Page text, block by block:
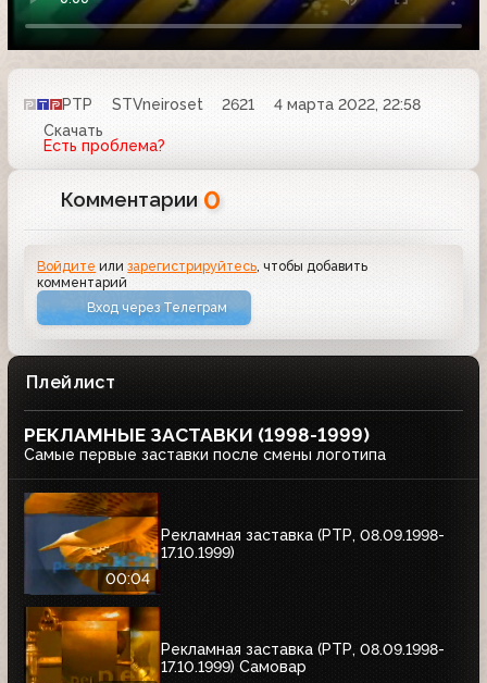
РТР STVneiroset 2621
4 марта 2022, 22:58
Скачать
Есть проблема?
Комментарии 0
Войдите илизарегистрируйтесь, чтобы добавить
комментарий
Вход через Телеграм
Плейлист
РЕКЛАМНЫЕ ЗАСТАВКИ (1998-1999)
Самые первые заставки после смены логотипа
00:04
Рекламная заставка (РТР, 08.09.1998-
17.10.1999)
Рекламная заставка (РТР, 08.09.1998-
17.10.1999) Самовар